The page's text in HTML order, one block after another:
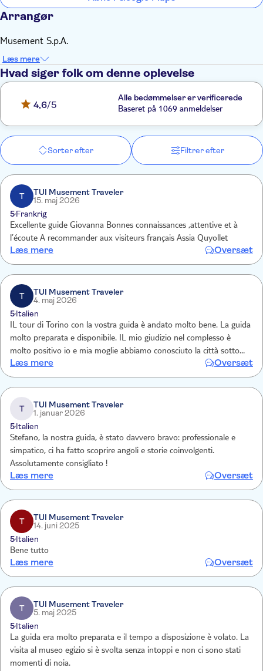
Arrangør
Musement S.p.A.
Læs mere
Hvad siger folk om denne oplevelse
4,6/5
Alle bedømmelser er verificerede
Baseret på 1069 anmeldelser
Sorter efter Filtrer efter
T
TUI Musement Traveler
15. maj 2026
5Frankrig
Excellente guide Giovanna Bonnes connaissances ,attentive et à
l’écoute A recommander aux visiteurs français Assia Quyollet
Læs mere Oversæt
T
TUI Musement Traveler
4. maj 2026
5Italien
IL tour di Torino con la vostra guida è andato molto bene. La guida
molto preparata e disponibile. IL mio giudizio nel complesso è
molto positivo io e mia moglie abbiamo conosciuto la città sotto
una veste particolare e suggestiva. GRAZIE
Læs mere Oversæt
T
TUI Musement Traveler
1. januar 2026
5Italien
Stefano, la nostra guida, è stato davvero bravo: professionale e
simpatico, ci ha fatto scoprire angoli e storie coinvolgenti.
Assolutamente consigliato !
Læs mere Oversæt
T
TUI Musement Traveler
14. juni 2025
5Italien
Bene tutto
Læs mere Oversæt
T
TUI Musement Traveler
5. maj 2025
5Italien
La guida era molto preparata e il tempo a disposizione è volato. La
visita al museo egizio si è svolta senza intoppi e non ci sono stati
momenti di noia.